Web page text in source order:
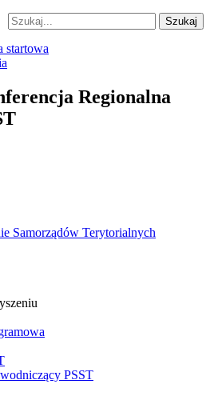
Szukaj
Samorządów Terytorialnych
PSST
startowa
Regionalna